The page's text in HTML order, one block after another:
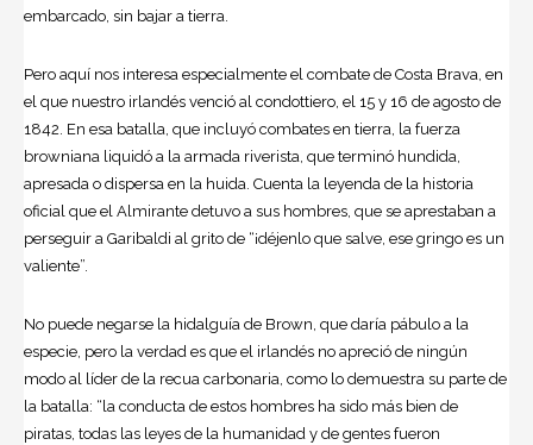
embarcado, sin bajar a tierra.
Pero aquí nos interesa especialmente el combate de Costa Brava, en
el que nuestro irlandés venció al condottiero, el 15 y 16 de agosto de
1842. En esa batalla, que incluyó combates en tierra, la fuerza
browniana liquidó a la armada riverista, que terminó hundida,
apresada o dispersa en la huida. Cuenta la leyenda de la historia
oficial que el Almirante detuvo a sus hombres, que se aprestaban a
perseguir a Garibaldi al grito de “¡déjenlo que salve, ese gringo es un
valiente”.
No puede negarse la hidalguía de Brown, que daría pábulo a la
especie, pero la verdad es que el irlandés no apreció de ningún
modo al líder de la recua carbonaria, como lo demuestra su parte de
la batalla: “la conducta de estos hombres ha sido más bien de
piratas, todas las leyes de la humanidad y de gentes fueron